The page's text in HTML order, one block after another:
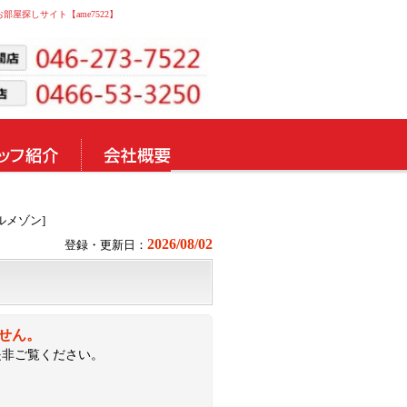
探しサイト【ame7522】
メゾン]
登録・更新日： 2026/08/02
。
ご覧ください。